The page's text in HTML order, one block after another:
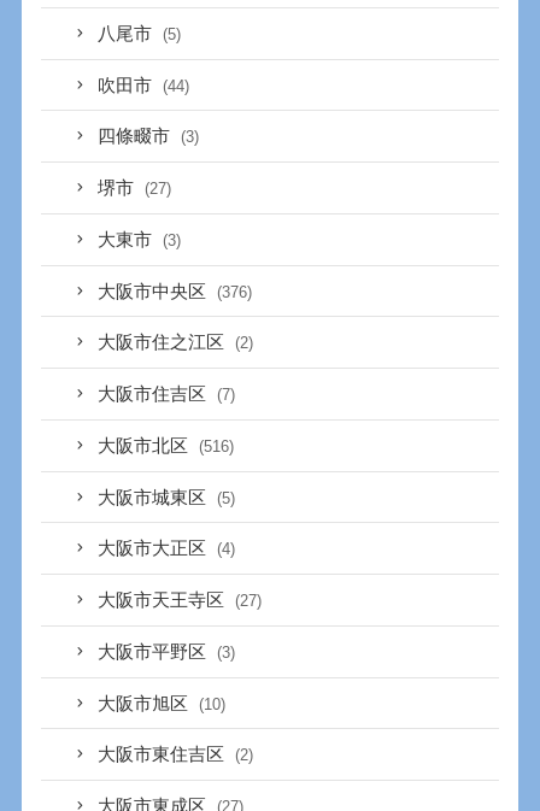
八尾市 (5)
吹田市 (44)
四條畷市 (3)
堺市 (27)
大東市 (3)
大阪市中央区 (376)
大阪市住之江区 (2)
大阪市住吉区 (7)
大阪市北区 (516)
大阪市城東区 (5)
大阪市大正区 (4)
大阪市天王寺区 (27)
大阪市平野区 (3)
大阪市旭区 (10)
大阪市東住吉区 (2)
大阪市東成区 (27)